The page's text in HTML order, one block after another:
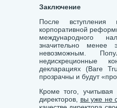
Заключение
После
корпоративной
международного
значительно менее
невозможным.
недискреционные
декларациях (Bare
прозрачны и будут
Кроме того,
директоров, вы уже не